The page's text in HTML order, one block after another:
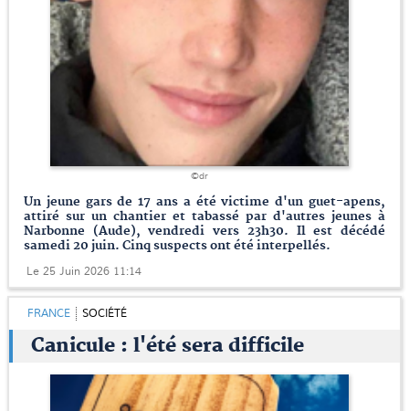
©dr
Un jeune gars de 17 ans a été victime d'un guet-apens,
attiré sur un chantier et tabassé par d'autres jeunes à
Narbonne (Aude), vendredi vers 23h30. Il est décédé
samedi 20 juin. Cinq suspects ont été interpellés.
Le 25 Juin 2026 11:14
FRANCE SOCIÉTÉ
Canicule : l'été sera difficile